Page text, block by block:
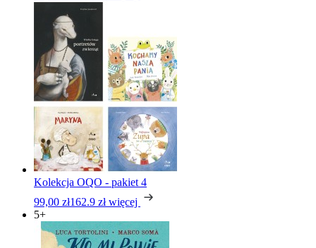
Kolekcja OQO - pakiet 4
99,00 zł162.9 zł więcej
5+